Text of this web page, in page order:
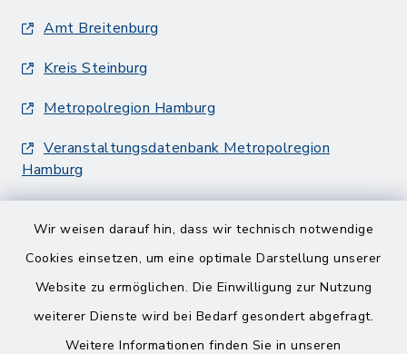
Wir weisen darauf hin, dass wir technisch notwendige
Cookies einsetzen, um eine optimale Darstellung unserer
Website zu ermöglichen. Die Einwilligung zur Nutzung
weiterer Dienste wird bei Bedarf gesondert abgefragt.
Weitere Informationen finden Sie in unseren
Amt Breitenburg
Kreis Steinburg
Metropolregion Hamburg
Veranstaltungsdatenbank Metropolregion
Hamburg